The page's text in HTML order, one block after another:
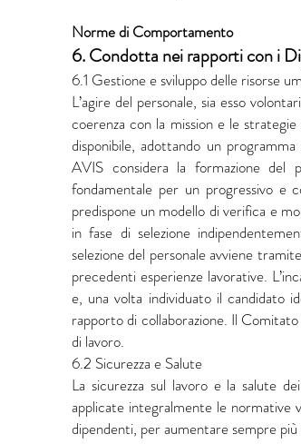
Norme di Comportamento
6. Condotta nei rapporti con i
6.1 Gestione e sviluppo delle risorse
L’agire del personale, sia esso
coerenza con la mission e le
disponibile, adottando un
AVIS considera la formazione del
fondamentale per un progressivo e
predispone un modello di verifica e
in fase di selezione
selezione del personale avviene
precedenti esperienze lavorative.
e, una volta individuato il candidato
rapporto di collaborazione. Il
di lavoro.
6.2 Sicurezza e Salute
La sicurezza sul lavoro e la salute
applicate integralmente le normative
dipendenti, per aumentare sempre